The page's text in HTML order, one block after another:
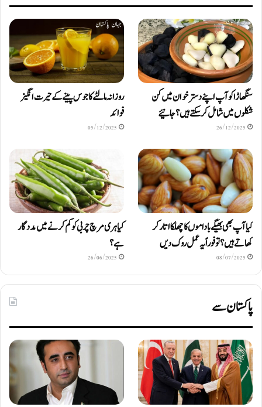
سنگھاڑا کو آپ اپنے دستر خوان میں کن
شکلوں میں شامل کرسکتے ہیں ؟ جانیئے
26/12/2025
روزانہ مالٹے کا جوس پینے کے حیرت انگیز
فوائد
05/12/2025
کیا آپ بھی بھیگے باداموں کا چھلکا اتار کر
کھاتے ہیں؟ تو فوراً یہ عمل روک دیں
08/07/2025
کیا ہری مرچ چربی کو کم کرنے میں مددگار
ہے؟
26/06/2025
پاکستان سے